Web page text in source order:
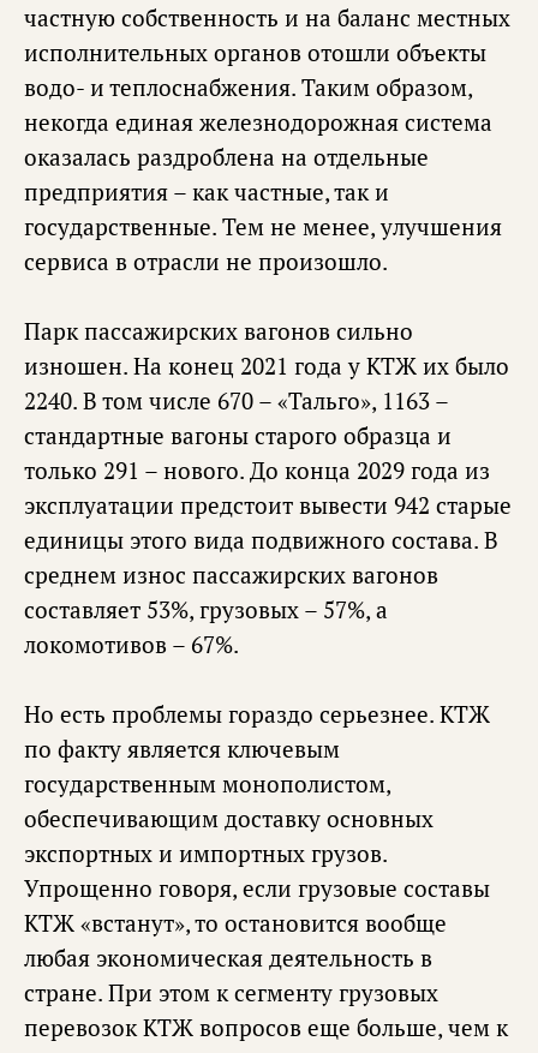
частную собственность и на баланс местных
исполнительных органов отошли объекты
водо- и теплоснабжения. Таким образом,
некогда единая железнодорожная система
оказалась раздроблена на отдельные
предприятия – как частные, так и
государственные. Тем не менее, улучшения
сервиса в отрасли не произошло.
Парк пассажирских вагонов сильно
изношен. На конец 2021 года у КТЖ их было
2240. В том числе 670 – «Тальго», 1163 –
стандартные вагоны старого образца и
только 291 – нового. До конца 2029 года из
эксплуатации предстоит вывести 942 старые
единицы этого вида подвижного состава. В
среднем износ пассажирских вагонов
составляет 53%, грузовых – 57%, а
локомотивов – 67%.
Но есть проблемы гораздо серьезнее. КТЖ
по факту является ключевым
государственным монополистом,
обеспечивающим доставку основных
экспортных и импортных грузов.
Упрощенно говоря, если грузовые составы
КТЖ «встанут», то остановится вообще
любая экономическая деятельность в
стране. При этом к сегменту грузовых
перевозок КТЖ вопросов еще больше, чем к